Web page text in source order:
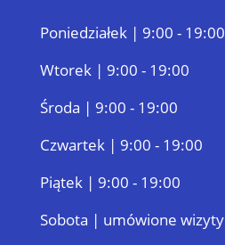
Poniedziałek | 9:00 - 19:00
Wtorek | 9:00 - 19:00
Środa | 9:00 - 19:00
Czwartek | 9:00 - 19:00
Piątek | 9:00 - 19:00
Sobota | umówione wizyty